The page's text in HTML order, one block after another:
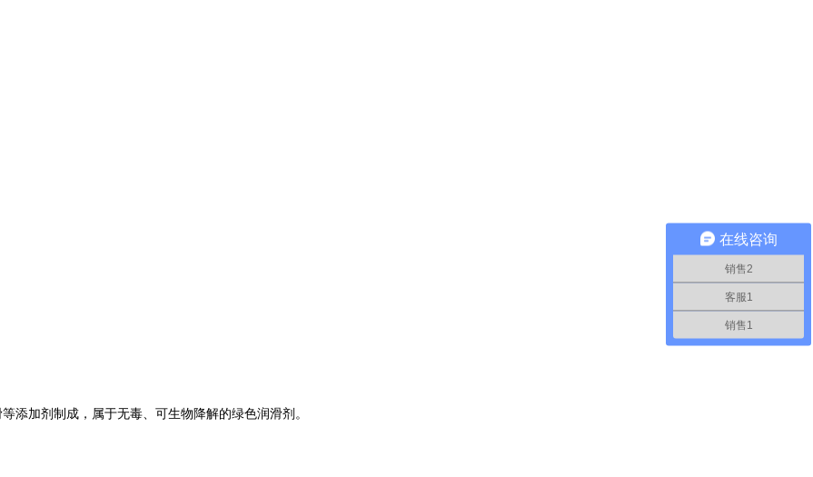
添加剂制成，属于无毒、可生物降解的绿色润滑剂。
在线咨询
销售2
客服1
销售1